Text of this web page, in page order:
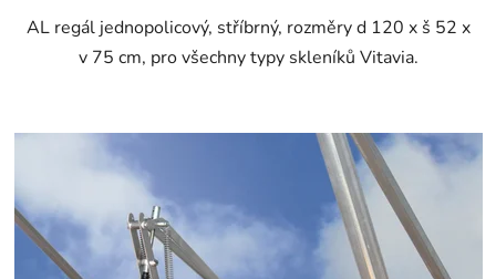
AL regál jednopolicový, stříbrný, rozměry d 120 x š 52 x
v 75 cm, pro všechny typy skleníků Vitavia.